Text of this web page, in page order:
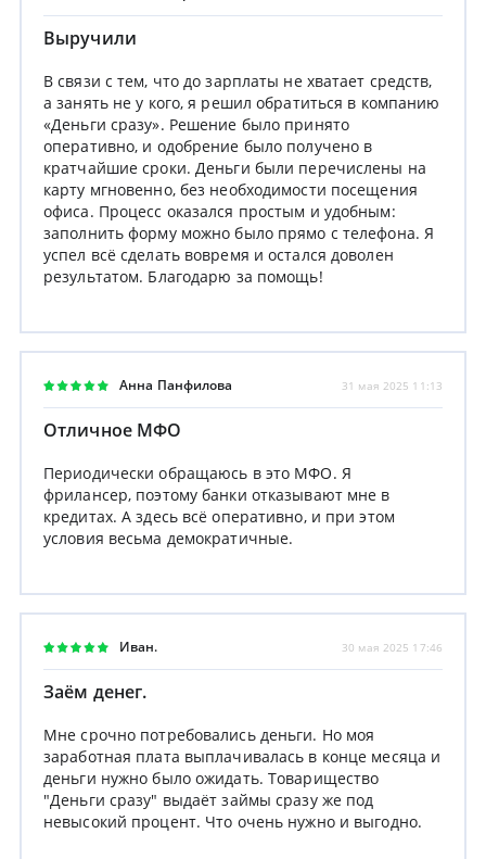
Выручили
В связи с тем, что до зарплаты не хватает средств,
а занять не у кого, я решил обратиться в компанию
«Деньги сразу». Решение было принято
оперативно, и одобрение было получено в
кратчайшие сроки. Деньги были перечислены на
карту мгновенно, без необходимости посещения
офиса. Процесс оказался простым и удобным:
заполнить форму можно было прямо с телефона. Я
успел всё сделать вовремя и остался доволен
результатом. Благодарю за помощь!
Анна Панфилова 31 мая 2025 11:13
Отличное МФО
Периодически обращаюсь в это МФО. Я
фрилансер, поэтому банки отказывают мне в
кредитах. А здесь всё оперативно, и при этом
условия весьма демократичные.
Иван. 30 мая 2025 17:46
Заём денег.
Мне срочно потребовались деньги. Но моя
заработная плата выплачивалась в конце месяца и
деньги нужно было ожидать. Товарищество
"Деньги сразу" выдаёт займы сразу же под
невысокий процент. Что очень нужно и выгодно.